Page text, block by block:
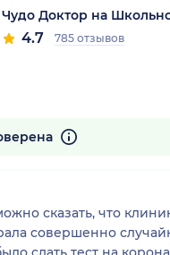
Чудо Доктор на
4.7 785 отзывов
сказать, что
совершенно